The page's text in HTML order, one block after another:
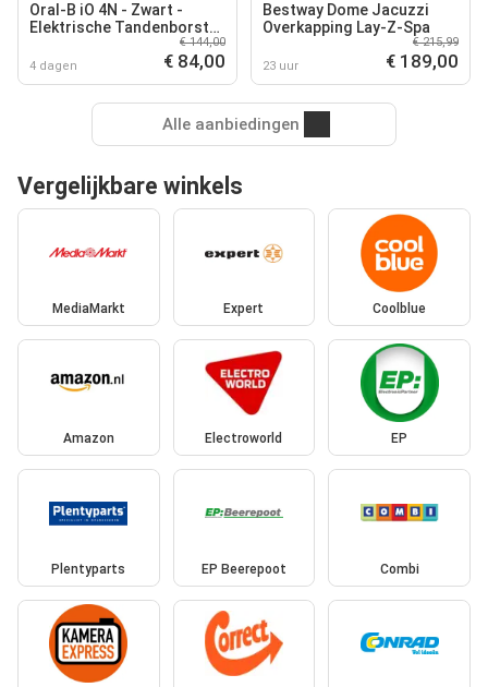
Oral-B iO 4N - Zwart -
Elektrische Tandenborstel
- Ontworpen Door Braun
4 dagen
€ 144,00
€ 84,00
Bestway Dome Jacuzzi
Overkapping Lay-Z-Spa
23 uur
€ 215,99
€ 189,00
Alle aanbiedingen
Vergelijkbare winkels
MediaMarkt Expert Coolblue
Amazon Electroworld EP
Plentyparts EP Beerepoot Combi